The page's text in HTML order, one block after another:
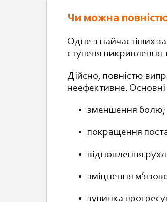
Чи можна повністю
Одне з найчастіших
ступеня викривлення
Дійсно, повністю
неефективне. Основні
зменшення болю;
покращення
відновлення
зміцнення
зупинка